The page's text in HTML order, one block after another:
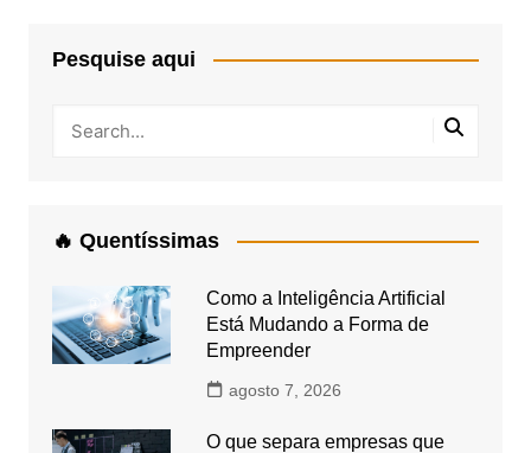
Pesquise aqui
🔥 Quentíssimas
Como a Inteligência Artificial
Está Mudando a Forma de
Empreender
agosto 7, 2026
O que separa empresas que